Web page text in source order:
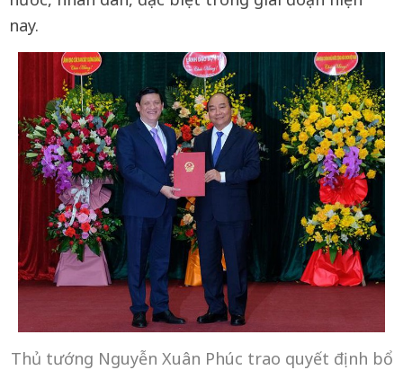
nay.
Thủ tướng Nguyễn Xuân Phúc trao quyết định bổ